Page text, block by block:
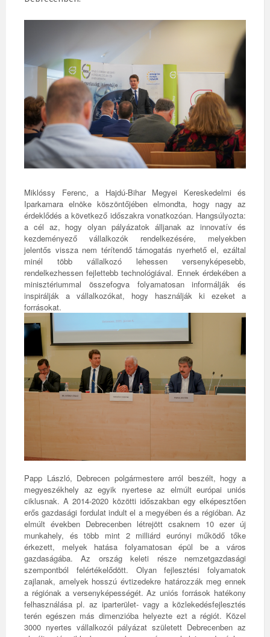
Miklóssy Ferenc, a Hajdú-Bihar Megyei Kereskedelmi és
Iparkamara elnöke köszöntőjében elmondta, hogy nagy az
érdeklődés a következő időszakra vonatkozóan. Hangsúlyozta:
a cél az, hogy olyan pályázatok álljanak az innovatív és
kezdeményező vállalkozók rendelkezésére, melyekben
jelentős vissza nem térítendő támogatás nyerhető el, ezáltal
minél több vállalkozó lehessen versenyképesebb,
rendelkezhessen fejlettebb technológiával. Ennek érdekében a
minisztériummal összefogva folyamatosan informálják és
inspirálják a vállalkozókat, hogy használják ki ezeket a
forrásokat.
Papp László, Debrecen polgármestere arról beszélt, hogy a
megyeszékhely az egyik nyertese az elmúlt európai uniós
ciklusnak. A 2014-2020 közötti időszakban egy elképesztően
erős gazdasági fordulat indult el a megyében és a régióban. Az
elmúlt években Debrecenben létrejött csaknem 10 ezer új
munkahely, és több mint 2 milliárd eurónyi működő tőke
érkezett, melyek hatása folyamatosan épül be a város
gazdaságába. Az ország keleti része nemzetgazdasági
szempontból felértékelődött. Olyan fejlesztési folyamatok
zajlanak, amelyek hosszú évtizedekre határozzák meg ennek
a régiónak a versenyképességét. Az uniós források hatékony
felhasználása pl. az iparterület- vagy a közlekedésfejlesztés
terén egészen más dimenzióba helyezte ezt a régiót. Közel
3000 nyertes vállalkozói pályázat született Debrecenben az